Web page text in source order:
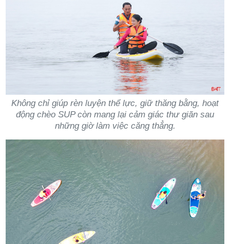
Không chỉ giúp rèn luyện thể lực, giữ thăng bằng, hoạt
động chèo SUP còn mang lại cảm giác thư giãn sau
những giờ làm việc căng thẳng.